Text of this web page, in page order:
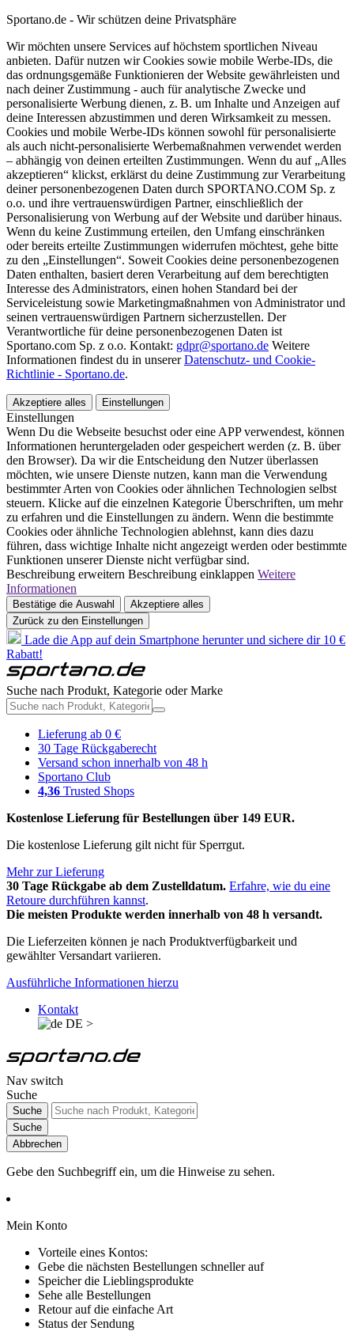
Sportano.de - Wir schützen deine Privatsphäre
Wir möchten unsere Services auf höchstem sportlichen Niveau
anbieten. Dafür nutzen wir Cookies sowie mobile Werbe-IDs, die
das ordnungsgemäße Funktionieren der Website gewährleisten und
nach deiner Zustimmung - auch für analytische Zwecke und
personalisierte Werbung dienen, z. B. um Inhalte und Anzeigen auf
deine Interessen abzustimmen und deren Wirksamkeit zu messen.
Cookies und mobile Werbe-IDs können sowohl für personalisierte
als auch nicht-personalisierte Werbemaßnahmen verwendet werden
– abhängig von deinen erteilten Zustimmungen. Wenn du auf „Alles
akzeptieren“ klickst, erklärst du deine Zustimmung zur Verarbeitung
deiner personenbezogenen Daten durch SPORTANO.COM Sp. z
o.o. und ihre vertrauenswürdigen Partner, einschließlich der
Personalisierung von Werbung auf der Website und darüber hinaus.
Wenn du keine Zustimmung erteilen, den Umfang einschränken
oder bereits erteilte Zustimmungen widerrufen möchtest, gehe bitte
zu den „Einstellungen“. Soweit Cookies deine personenbezogenen
Daten enthalten, basiert deren Verarbeitung auf dem berechtigten
Interesse des Administrators, einen hohen Standard bei der
Serviceleistung sowie Marketingmaßnahmen von Administrator und
seinen vertrauenswürdigen Partnern sicherzustellen. Der
Verantwortliche für deine personenbezogenen Daten ist
Sportano.com Sp. z o.o. Kontakt: gdpr@sportano.de Weitere
Informationen findest du in unsererDatenschutz- und Cookie-
Richtlinie - Sportano.de.
Akzeptiere alles Einstellungen
Einstellungen
Wenn Du die Webseite besuchst oder eine APP verwendest, können
Informationen heruntergeladen oder gespeichert werden (z. B. über
den Browser). Da wir die Entscheidung den Nutzer überlassen
möchten, wie unsere Dienste nutzen, kann man die Verwendung
bestimmter Arten von Cookies oder ähnlichen Technologien selbst
steuern. Klicke auf die einzelnen Kategorie Überschriften, um mehr
zu erfahren und die Einstellungen zu ändern. Wenn die bestimmte
Cookies oder ähnliche Technologien ablehnst, kann dies dazu
führen, dass wichtige Inhalte nicht angezeigt werden oder bestimmte
Funktionen unserer Dienste nicht verfügbar sind.
Beschreibung erweitern Beschreibung einklappen Weitere
Informationen
Bestätige die Auswahl
Akzeptiere alles
Zurück zu den Einstellungen
Lade die App auf dein Smartphone herunter und sichere dir 10 €
Rabatt!
Suche nach Produkt, Kategorie oder Marke
Lieferung ab 0 €
30 Tage Rückgaberecht
Versand schon innerhalb von 48 h
Sportano Club
4,36 Trusted Shops
Kostenlose Lieferung für Bestellungen über 149 EUR.
Die kostenlose Lieferung gilt nicht für Sperrgut.
Mehr zur Lieferung
30 Tage Rückgabe ab dem Zustelldatum. Erfahre, wie du eine
Retoure durchführen kannst.
Die meisten Produkte werden innerhalb von 48 h versandt.
Die Lieferzeiten können je nach Produktverfügbarkeit und
gewählter Versandart variieren.
Ausführliche Informationen hierzu
Kontakt
DE >
Nav switch
Suche
Suche
Suche
Abbrechen
Gebe den Suchbegriff ein, um die Hinweise zu sehen.
Mein Konto
Vorteile eines Kontos:
Gebe die nächsten Bestellungen schneller auf
Speicher die Lieblingsprodukte
Sehe alle Bestellungen
Retour auf die einfache Art
Status der Sendung